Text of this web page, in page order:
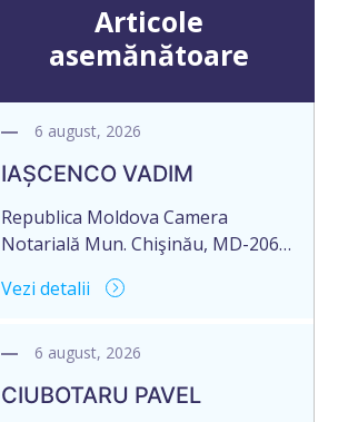
Articole
asemănătoare
6 august, 2026
IAȘCENCO VADIM
Republica Moldova Camera
Notarială Mun. Chişinău, MD-2068,
Notarial al Notarului PANCOVA
45-07 Nr. de ieșire: 485 Din 06
MD-2012, mun. Chișinău, str.
Vezi detalii
6 august, 2026
CIUBOTARU PAVEL